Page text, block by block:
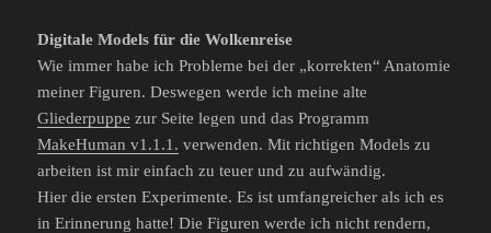
Digitale Models für die Wolkenreise
Wie immer habe ich Probleme bei der „korrekten“ Anatomie
meiner Figuren. Deswegen werde ich meine alte
Gliederpuppe zur Seite legen und das Programm
MakeHuman v1.1.1. verwenden. Mit richtigen Models zu
arbeiten ist mir einfach zu teuer und zu aufwändig.
Hier die ersten Experimente. Es ist umfangreicher als ich es
in Erinnerung hatte! Die Figuren werde ich nicht rendern,